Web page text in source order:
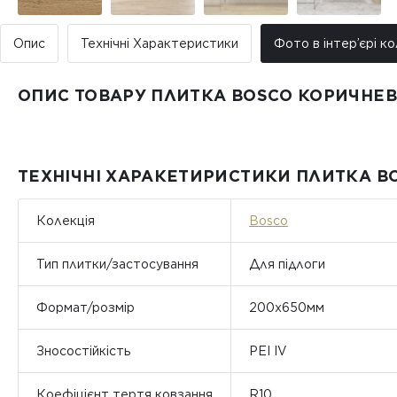
Опис Технічні Характеристики Фото в інтер’єрі
ОПИС ТОВАРУ ПЛИТКА BOSCO
ТЕХНІЧНІ ХАРАКЕТИРИСТИКИ ПЛИТКА
Колекція Bosco
Тип плитки/застосування Для підлоги
Формат/розмір 200х650мм
Зносостійкість PEI IV